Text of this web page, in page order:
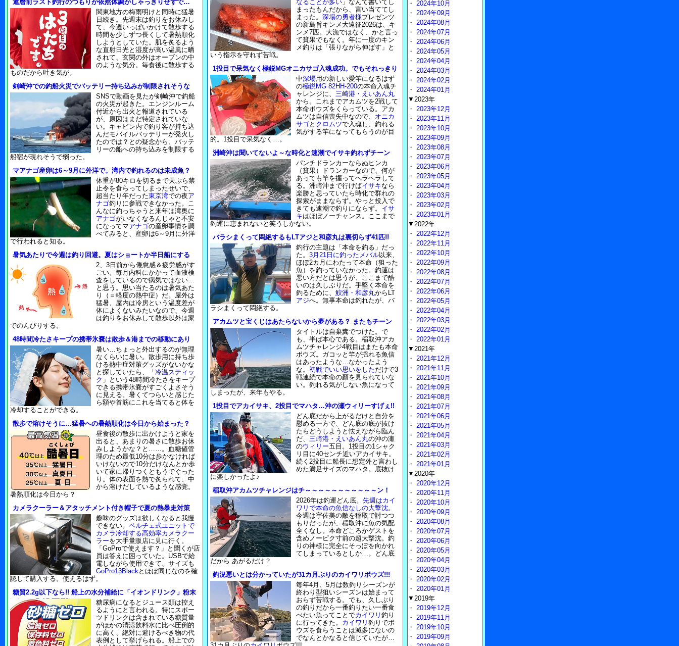
還暦前ラスト釣行のつもりが依然体調がしゃっきりせずで…
関東地方の梅雨明けと同時に猛暑
日続き。先週末は釣りをお休みし
て、今週いっぱいかけて散歩する
時間を少しずつ長くして暑熱順化
しようとしていた。肌を炙るよう
な直射日光と湿度が高い温風に晒
されて、玄関の外はオーブンの中
のような気分。毎食後に散歩する
ものだから吐き気が。
剣崎沖での釣船火災でバッテリー持ち込みが制限されそうな
SNSで動画を見たが剣崎沖で釣船
の火災が起きた。エンジンルーム
付近から出火と報道されている
が、原因はまだ特定されていな
い。キャビン内で釣り客が持ち込
んだモバイルバッテリーが発火し
たのでは？との疑念から、バッテ
リーの船への持ち込みを制限する
船宿が現れそうで弱った。
マアナゴ産卵は6～9月に外洋で。湾内で釣れるのは未成魚？
体重が80キロを切るまで天ぷら禁
止令を食らってしまったせいで、
超当たり年だった東京湾での夜ア
ナゴ釣りに参戦できなかった。こ
んなに釣っちゃうと来年は湾奥に
アナゴがいなくなるんじゃと不安
になってマアナゴの産卵事情を調
べてみると、産卵は6～9月に外洋
で行われると知る。
暑気あたりで今週は釣り回避。夏はショートか半日船にする
2、3日前から倦怠感＆疲労感がす
ごい。毎月内科にかかって血液検
査をしているので病気ではない…
と思う。思い当たるのは暑気あた
り（＝軽度の熱中症）だ。屋外は
猛暑、屋内は冷房という温度差が
体によくないみたいなので、今週
は釣りをお休みして散歩以外は家
でのんびりする。
48時間冷たさキープの携帯氷嚢は散歩＆港までの移動にあり
暑い…ちょっと外出するのが無理
なくらいに暑い。散歩用に持ち歩
ける熱中症対策グッズがないかな
と探していたら、「 冷温スティッ
ク 」という48時間冷たさをキープ
できる携帯氷嚢がすごくよさそう
に見える。暑くてつらいと感じた
ら額や首筋にこれを当てると体を
冷却することができる。
散歩で溶けそうに…猛暑への暑熱順化は今日から始まった？
昼食後の散歩に出かけようと家を
出ると、あまりの暑さに散歩お休
みしようかな？と……。血糖値管
理のため最低10分は歩かなければ
いけないので10分だけなんとか歩
いて家に帰りつくともうでぐった
り。体の表面を熱で炙られて、中
から溶けだしているような感覚。
暑熱順化は今日から？
カメラクーラー＆アタッチメント付き帽子で夏の熱暴走対策
趣味のグッズは欲しくなると我慢
できない。 ペルチェ式ユニットで
カメラ冷却する高効率カメラクー
ラーを大手量販店に見に行く。
「GoProで使えます？」と聞くが店
員は答えに困っていた。USBで給
電しながら使用できて、サイズも
GoPro13Blackとほぼ同じなのを確
認して購入する。使えるはず。
糖質2.2g以下なら!! 船上の水分補給に「イオンドリンク」粉末
糖尿病になるとジュース類は控え
るようにと言われる。特にスポー
ツドリンクは含まれている糖質量
がほかの清涼飲料水に比べ圧倒的
に高く、絶対に避けるべき物の代
表例として挙げられる。船上での
なることが多い 」なんて書いてし
まったもんだから、言い当ててし
まった。 深場の勇者様プレゼンツ
の新島旨キンメ大遠征2026は、キ
ンメ7匹。大漁ではなく、かと言っ
て貧果でもなく。年に一度のキン
メ釣りは「張りながら伸ばす」と
いう指示を守れず苦戦。
1投目で呆気なく極鋭MGオニカサゴ入魂成功。でもそれっきり
中深場用の新しい愛竿になるはず
の極鋭MG 82HH-200の本命入魂チ
ャレンジに、 三崎港・えいあん丸
から。これまでアカムツを2戦して
本命ボウズをくらっている。アカ
ムツは自信喪失中なので、 オニカ
サゴと クロムツで入魂し、釣れる
気がする竿になってもらうのが目
的。1投目で呆気なく…。
洲崎沖は聞いてないよ～な時化と速潮でイサキ釣れずチーン
パンチドランカーならぬヒンカ
（貧果）ドランカーなので、何が
あっても竿を握ってヘラヘラして
る。洲崎沖まで行けばイサキなら
楽勝と思っていたら時化で群れの
探索がままならず。やっと投入で
きても速潮で釣りにならず。 イサ
キはほぼノーチャンス。ここまで
釣運に恵まれないと笑うしかない。
バラシまくって悶絶するもLTアジと和彦丸は裏切らず41匹!!
釣行の主題は「本命を釣る」だっ
た。 3月21日に釣ったメバル以来、
ほぼ2カ月にわたって本命（狙った
魚）を釣っていなかった。釣運は
悪い方だとは思うが、ここまで酷
いのは久しぶりだ。手堅く本命を
釣るために、 鮫洲・和彦丸からLT
アジへ。無事本命は釣れたが、バ
ラシまくって悶絶する。
アカムツと宝くじはあたらないから夢がある？ またもチーン
タイトルは自棄糞でつけた。で
も、半ば本心である。稲取沖アカ
ムツチャレンジ4戦目はまたも本命
ボウズ。ガコッと竿が揺れる魚信
はあったような…なかったよう
な。 初戦でいい思いをしただけで3
戦連続で本命の顏を見られていな
い。釣れる気がしない魚になって
しまったが、来年もやる。
1投目でアカイサキ、2投目でマハタ…沖の瀬ウィリーすげぇ!!
どん底だから上がるだけと自分を
慰める一方で、どん底の底が抜け
たらどうしようと怯えながら臨ん
だ、 三崎港・えいあん丸の沖の瀬
のウィリー五目。1投目の1シャク
リ目に40センチ近いアカイサキ。
続く2投目に船長に想定外と言わし
めた満足サイズのマハタ。底抜け
に楽しかったよ♪
稲取沖アカムツチャレンジはチ～～～～～～～～～～～ン！
2026年は釣運どん底。 先週はカイ
ワリで本命の魚信なしの大撃沈。
今週は宇佐美の敵を稲取で討つつ
もりだったが、稲取沖に魚の気配
全くなし。本命どころかゲストを
含めノーピク寸前の超大撃沈。釣
りの神様に完全にそっぽを向かれ
てしまっているとしか…。どん底
だから あがるだけ？
釣況悪いとは分かっていたが31カ月ぶりのカイワリボウズ!!!
毎年4月、5月は数釣りシーズンが
終わり型狙いシーズンは始まって
おらず苦戦する。でも、久しぶり
の釣りだから一番釣りたい一番食
べたい魚ってことでカイワリ 釣り
に行ってきた。 カイワリ 釣りでボ
ウズを食らうことは滅多にないの
でなんとかなると信じていたが…
・ 2024年10月
・ 2024年09月
・ 2024年08月
・ 2024年07月
・ 2024年06月
・ 2024年05月
・ 2024年04月
・ 2024年03月
・ 2024年02月
・ 2024年01月
▼2023年
・ 2023年12月
・ 2023年11月
・ 2023年10月
・ 2023年09月
・ 2023年08月
・ 2023年07月
・ 2023年06月
・ 2023年05月
・ 2023年04月
・ 2023年03月
・ 2023年02月
・ 2023年01月
▼2022年
・ 2022年12月
・ 2022年11月
・ 2022年10月
・ 2022年09月
・ 2022年08月
・ 2022年07月
・ 2022年06月
・ 2022年05月
・ 2022年04月
・ 2022年03月
・ 2022年02月
・ 2022年01月
▼2021年
・ 2021年12月
・ 2021年11月
・ 2021年10月
・ 2021年09月
・ 2021年08月
・ 2021年07月
・ 2021年06月
・ 2021年05月
・ 2021年04月
・ 2021年03月
・ 2021年02月
・ 2021年01月
▼2020年
・ 2020年12月
・ 2020年11月
・ 2020年10月
・ 2020年09月
・ 2020年08月
・ 2020年07月
・ 2020年06月
・ 2020年05月
・ 2020年04月
・ 2020年03月
・ 2020年02月
・ 2020年01月
▼2019年
・ 2019年12月
・ 2019年11月
・ 2019年10月
・ 2019年09月